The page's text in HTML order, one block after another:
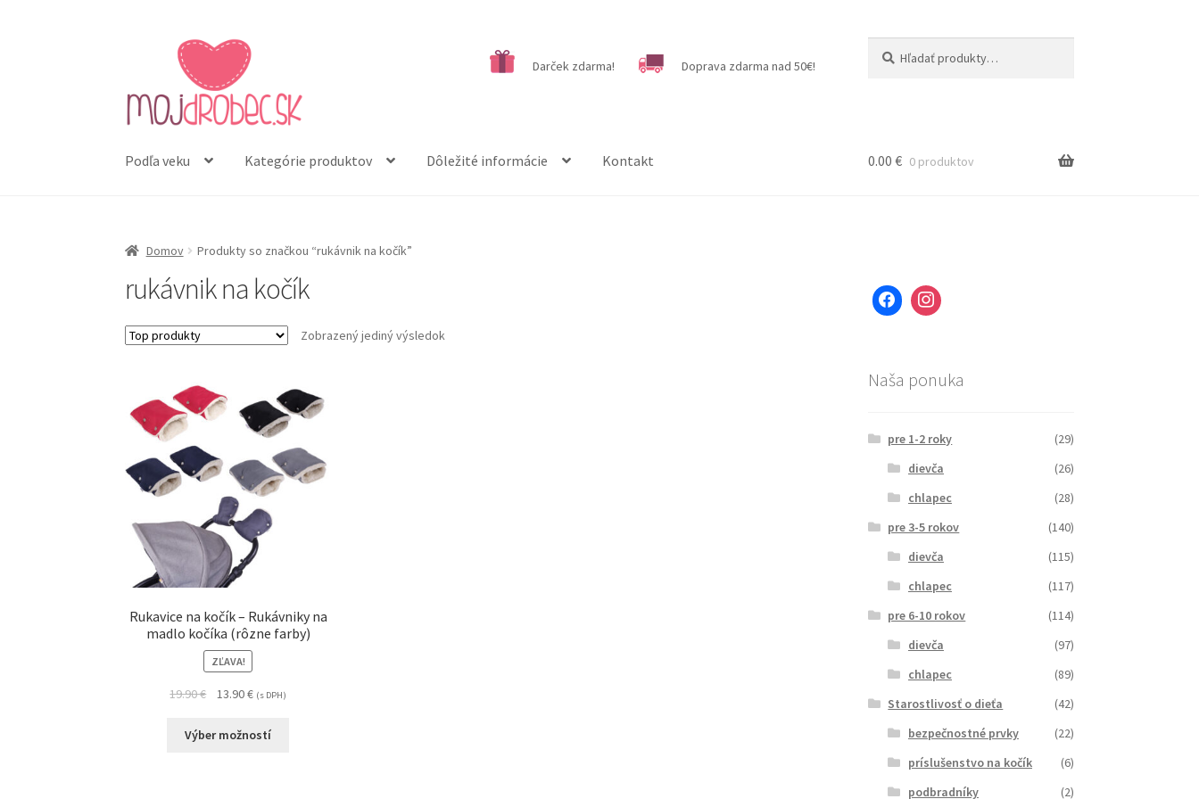
Preskočiť
navigáciu
Preskočiť
obsah
Darček zdarma! Doprava zdarma nad 50€!
Podľa veku Kategórie produktov Dôležité informácie Kontakt 0.00 € 0 produktov
Domov Produkty so značkou “rukávnik na kočík”
rukávnik na kočík
Zobrazený jediný výsledok
Rukavice na kočík – Rukávniky na
madlo kočíka (rôzne farby)
ZĽAVA!
19.90€ 13.90€ (s DPH)
Výber možností
Naša ponuka
pre 1-2 roky
(29)
dievča
(26)
chlapec
(28)
pre 3-5 rokov
(140)
dievča
(115)
chlapec
(117)
pre 6-10 rokov
(114)
dievča
(97)
chlapec
(89)
Starostlivosť o dieťa
(42)
bezpečnostné prvky
(22)
príslušenstvo na kočík
(6)
podbradníky
(2)